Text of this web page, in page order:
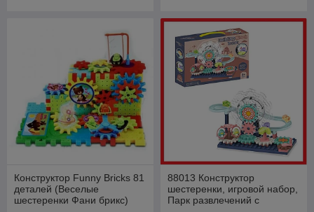
Конструктор Funny Bricks 81
деталей (Веселые
шестеренки Фани брикс)
88013 Конструктор
шестеренки, игровой набор,
Парк развлечений с